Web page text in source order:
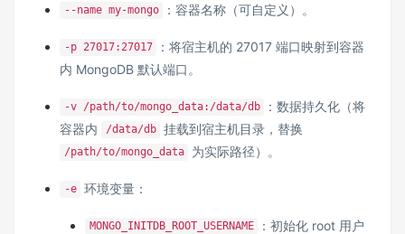
--name my-mongo ：容器名称（可自定义）。
-p 27017:27017
：将宿主机的 27017 端口映射到容器
内 MongoDB 默认端口。
-v /path/to/mongo_data:/data/db
：数据持久化（将
容器内
/data/db 挂载到宿主机目录，替换
/path/to/mongo_data 为实际路径）。
-e 环境变量：
MONGO_INITDB_ROOT_USERNAME
：初始化 root 用户